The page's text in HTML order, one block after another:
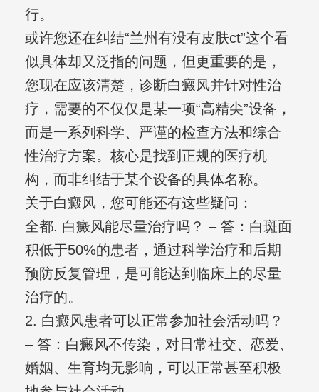
行。
或许您还在纠结“兰州有没有皮肤ct”这个看
似具体却又泛指的问题，但更重要的是，
您现在应该清楚，诊断白癜风并针对性治
疗，需要的不仅仅是某一项“高精尖”设备，
而是一系列科学、严谨的检查方法和综合
性治疗方案。核心是找到正规的医疗机
构，而非纠结于某个设备的具体名称。
关于白癜风，您可能还有这些疑问：
全都. 白癜风能尽量治疗吗？ – 答：白斑面
积低于50%的患者，通过科学治疗和后期
预防反复管理，是可能达到临床上的尽量
治疗的。
2. 白癜风患者可以正常参加社会活动吗？
– 答：白癜风不传染，对日常社交、恋爱、
婚姻、生育均无影响，可以正常甚至积极